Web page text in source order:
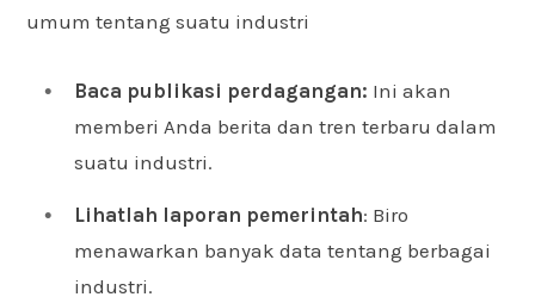
umum tentang suatu industri
Baca publikasi perdagangan: Ini akan
memberi Anda berita dan tren terbaru dalam
suatu industri.
Lihatlah laporan pemerintah: Biro
menawarkan banyak data tentang berbagai
industri.